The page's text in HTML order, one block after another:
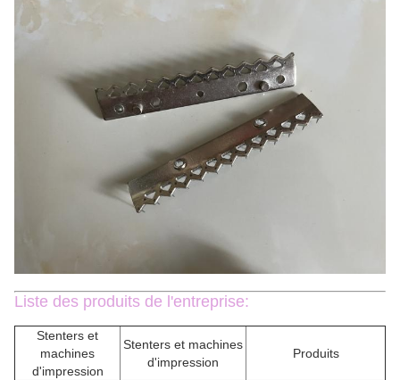
Liste des produits de l'entreprise:
Stenters et
machines
d'impression
Stenters et machines
d'impression
Produits